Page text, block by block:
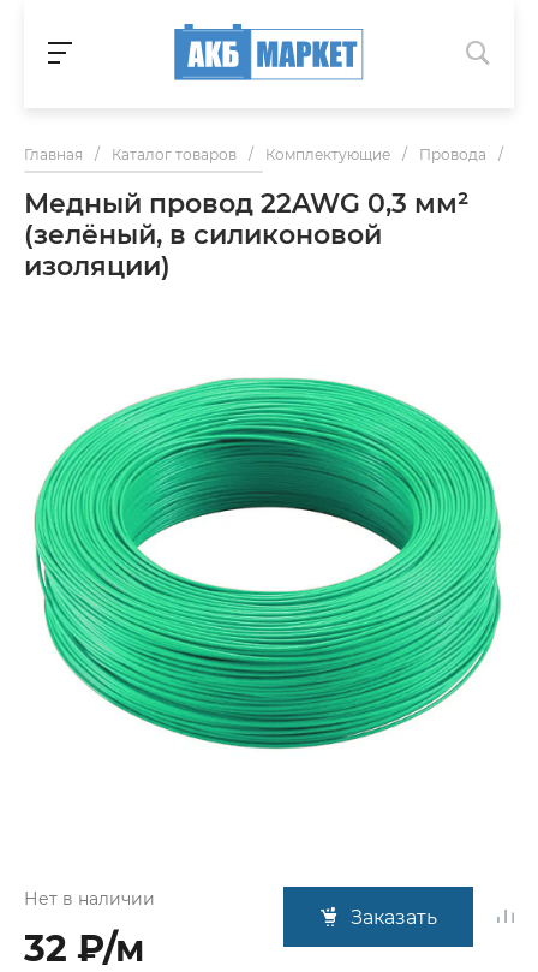
Главная / Каталог товаров / Комплектующие / Провода /
Медный провод 22AWG 0,3 мм²
(зелёный, в силиконовой
изоляции)
Нет в наличии
32 ₽/м
Заказать